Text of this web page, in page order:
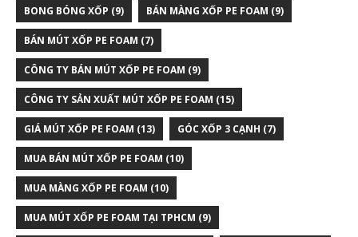
BONG BÓNG XỐP (9) BÁN MÀNG XỐP PE FOAM (9)
BÁN MÚT XỐP PE FOAM (7)
CÔNG TY BÁN MÚT XỐP PE FOAM (9)
CÔNG TY SẢN XUẤT MÚT XỐP PE FOAM (15)
GIÁ MÚT XỐP PE FOAM (13) GÓC XỐP 3 CẠNH (7)
MUA BÁN MÚT XỐP PE FOAM (10)
MUA MÀNG XỐP PE FOAM (10)
MUA MÚT XỐP PE FOAM TẠI TPHCM (9)